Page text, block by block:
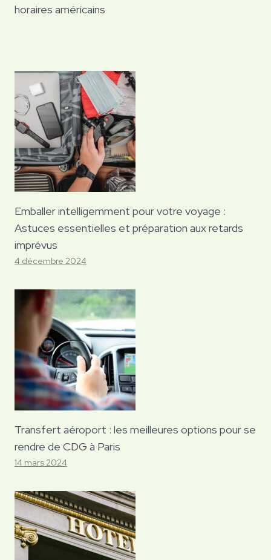
horaires américains
Emballer intelligemment pour votre voyage :
Astuces essentielles et préparation aux retards
imprévus
4 décembre 2024
Transfert aéroport : les meilleures options pour se
rendre de CDG à Paris
14 mars 2024